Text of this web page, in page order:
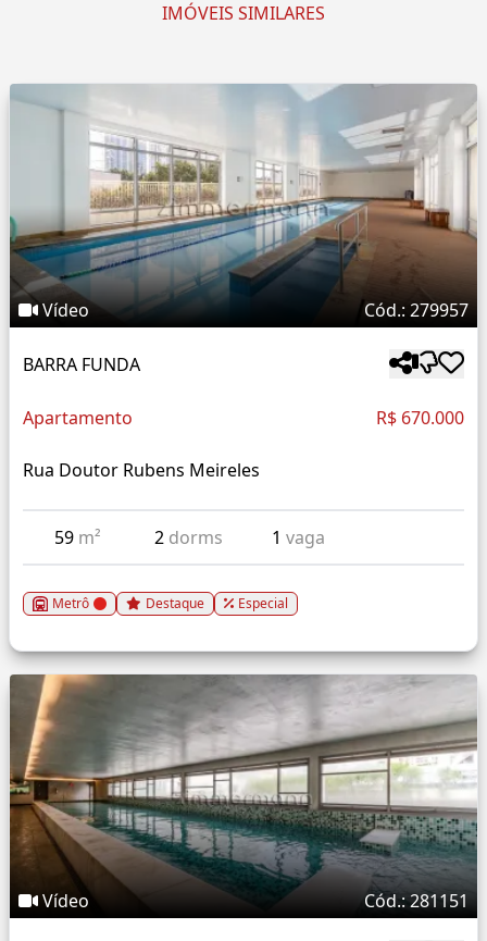
IMÓVEIS SIMILARES
Vídeo Cód.: 279957
BARRA FUNDA
Apartamento R$ 670.000
Rua Doutor Rubens Meireles
59 m² 2 dorms 1vaga
Metrô Destaque Especial
Vídeo Cód.: 281151